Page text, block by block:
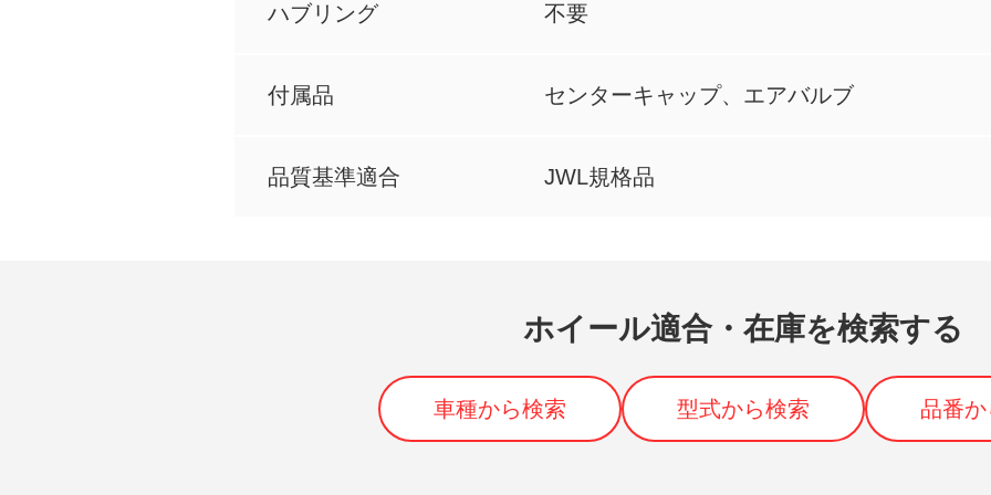
ハブリング 不要
付属品 センターキャップ、エアバルブ
品質基準適合 JWL規格品
ホイール適合・在庫を検索する
車種から検索 型式から検索 品番